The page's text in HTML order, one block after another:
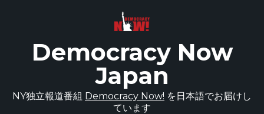
Democracy Now
Japan
NY独立報道番組 Democracy Now! を日本語でお届けし
ています